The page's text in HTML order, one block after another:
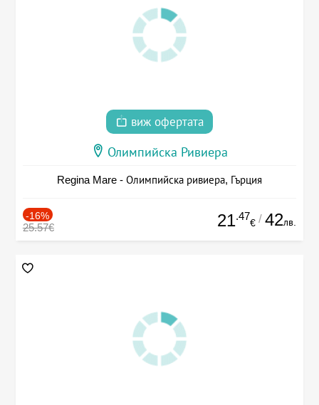
виж офертата
Олимпийска Ривиера
Regina Mare - Олимпийска ривиера, Гърция
-16%
25.57€ 21.47
€ / 42лв.